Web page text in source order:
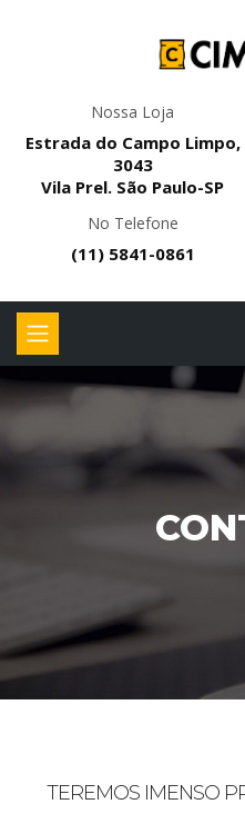
Nossa Loja
Estrada do Campo Limpo,
3043
Vila Prel. São Paulo-SP
No Telefone
(11) 5841-0861
TEREMOS IMENSO